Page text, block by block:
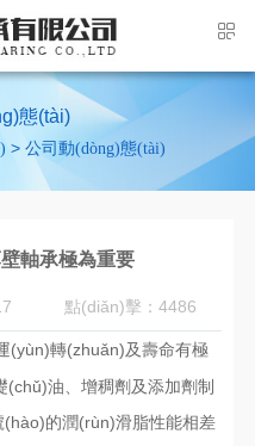
態(tài)
> 公司動(dòng)態(tài)
軸承極為重要
點(diǎn)擊：4486
(yùn)轉(zhuǎn)及壽命有極
(chǔ)油、增稠劑及添加劑制
(hào)的潤(rùn)滑脂性能相差